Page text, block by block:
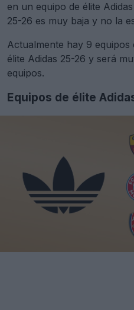
en un equipo de élite
25-26 es muy baja y no la
Actualmente hay 9 equipos
élite Adidas 25-26 y será
equipos.
Equipos de élite